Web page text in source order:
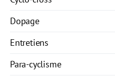
Dopage
Entretiens
Para-cyclisme